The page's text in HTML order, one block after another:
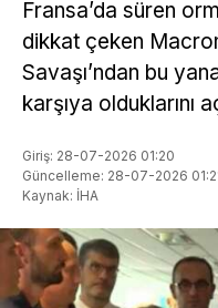
Fransa’da süren
dikkat çeken
Savaşı’ndan bu
karşıya olduklarını
Giriş: 28-07-2026 01:20
Güncelleme: 28-07-2026
Kaynak: İHA